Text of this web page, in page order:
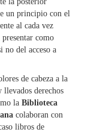
un principio con el
al cada vez
como
no del acceso a
de cabeza a la
derechos
la Biblioteca
colaboran con
libros de